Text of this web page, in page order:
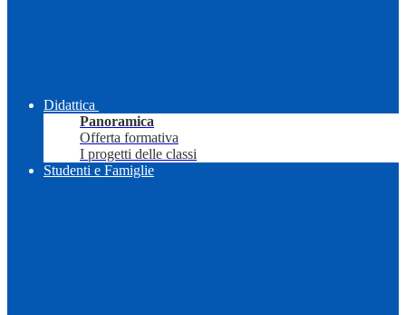
Didattica
Panoramica
Offerta formativa
I progetti delle classi
Studenti e Famiglie